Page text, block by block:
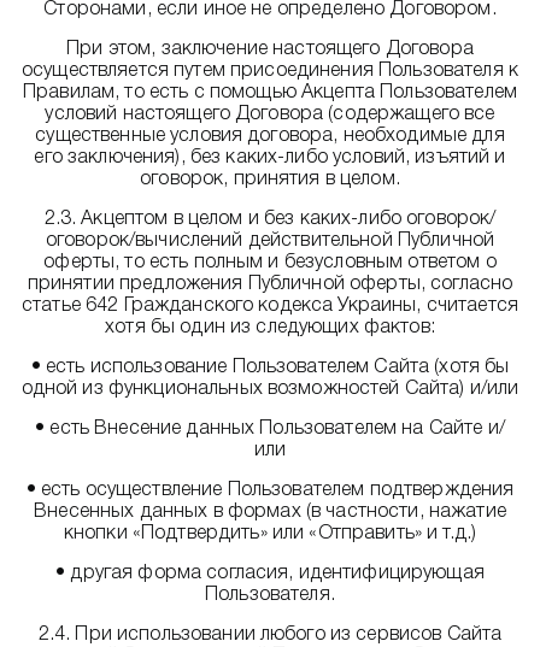
Сторонами, если иное не определено Договором.
При этом, заключение настоящего Договора
осуществляется путем присоединения Пользователя к
Правилам, то есть с помощью Акцепта Пользователем
условий настоящего Договора (содержащего все
существенные условия договора, необходимые для
его заключения), без каких-либо условий, изъятий и
оговорок, принятия в целом.
2.3. Акцептом в целом и без каких-либо оговорок/
оговорок/вычислений действительной Публичной
оферты, то есть полным и безусловным ответом о
принятии предложения Публичной оферты, согласно
статье 642 Гражданского кодекса Украины, считается
хотя бы один из следующих фактов:
• есть использование Пользователем Сайта (хотя бы
одной из функциональных возможностей Сайта) и/или
• есть Внесение данных Пользователем на Сайте и/
или
• есть осуществление Пользователем подтверждения
Внесенных данных в формах (в частности, нажатие
кнопки «Подтвердить» или «Отправить» и т.д.)
• другая форма согласия, идентифицирующая
Пользователя.
2.4. При использовании любого из сервисов Сайта